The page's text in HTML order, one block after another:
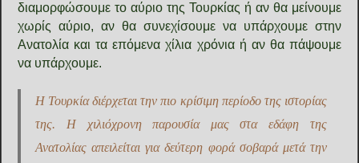
διαμορφώσουμε το αύριο της Τουρκίας ή αν θα μείνουμε
χωρίς αύριο, αν θα συνεχίσουμε να υπάρχουμε στην
Ανατολία και τα επόμενα χίλια χρόνια ή αν θα πάψουμε
να υπάρχουμε.
Η Τουρκία διέρχεται την πιο κρίσιμη περίοδο της ιστορίας
της. Η χιλιόχρονη παρουσία μας στα εδάφη της
Ανατολίας απειλείται για δεύτερη φορά σοβαρά μετά την